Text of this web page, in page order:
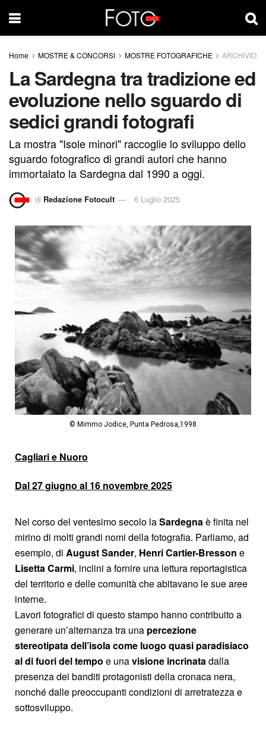
Home MOSTRE & CONCORSI MOSTRE FOTOGRAFICHE ARCHIVIO
La Sardegna tra tradizione ed
evoluzione nello sguardo di
sedici grandi fotografi
La mostra "Isole minori" raccoglie lo sviluppo dello
sguardo fotografico di grandi autori che hanno
immortalato la Sardegna dal 1990 a oggi.
di Redazione Fotocult 6 Luglio 2025
© Mimmo Jodice, Punta Pedrosa,1998
Cagliari e Nuoro
Dal 27 giugno al 16 novembre 2025
Nel corso del ventesimo secolo laSardegnaè finita nel
mirino di molti grandi nomi della fotografia. Parliamo, ad
esempio, di August Sander, Henri Cartier-Bresson e
Lisetta Carmi, inclini a fornire una lettura reportagistica
del territorio e delle comunità che abitavano le sue aree
interne.
Lavori fotografici di questo stampo hanno contribuito a
generare un’alternanza tra una percezione
stereotipata dell’isolacome luogo quasi paradisiaco
al di fuori del tempo e unavisione incrinatadalla
presenza dei banditi protagonisti della cronaca nera,
nonché dalle preoccupanti condizioni di arretratezza e
sottosviluppo.